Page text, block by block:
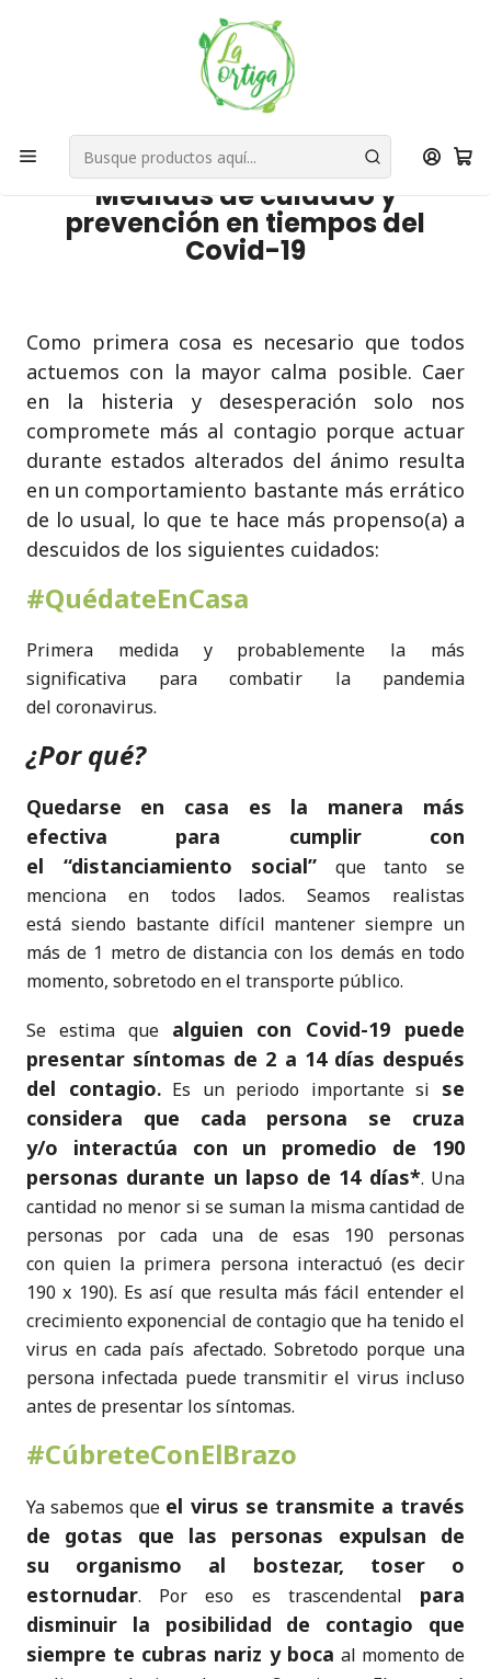
Bienvenid@s a quienes quieren un planeta más verde...
Nuestra Misión
Inicio Blog
Medidas de cuidado y prevención en tiempos del Covid-19
PUBLICADO EL 30 DE MARZO DE 2020
Medidas de cuidado y
prevención en tiempos del
Covid-19
Como primera cosa es necesario que todos
actuemos con la mayor calma posible. Caer
en la histeria y desesperación solo nos
compromete más al contagio porque actuar
durante estados alterados del ánimo resulta
en un comportamiento bastante más errático
de lo usual, lo que te hace más propenso(a) a
descuidos de los siguientes cuidados:
#QuédateEnCasa
Primera medida y probablemente la más
significativa para combatir la pandemia
del coronavirus.
¿Por qué?
Quedarse
en casa es la manera más
efectiva para cumplir con
el “distanciamiento social” que tanto se
menciona en todos lados. Seamos realistas
está siendo bastante difícil mantener siempre un
más de 1 metro de distancia con los demás en todo
momento, sobretodo en el transporte público.
Se estima que alguien con Covid-19 puede
presentar síntomas de 2 a 14 días después
del contagio.Es un periodo importante si se
considera que cada persona se cruza
y/o interactúa con un promedio de 190
personas durante un lapso de 14 días*. Una
cantidad no menor si se suman la misma cantidad de
personas por cada una de esas 190 personas
con quien la primera persona interactuó (es decir
190 x 190). Es así que resulta más fácil entender el
crecimiento exponencial de contagio que ha tenido el
virus en cada país afectado. Sobretodo porque una
persona infectada puede transmitir el virus incluso
antes de presentar los síntomas.
#CúbreteConElBrazo
Ya sabemos que el virus se transmite a través
de gotas que las personas expulsan de
su organismo al bostezar, toser o
estornudar. Por eso es trascendental para
disminuir la posibilidad de contagio que
siempre te cubras nariz y boca al momento de